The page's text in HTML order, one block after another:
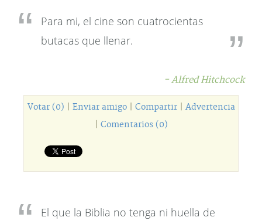
Para mi, el cine son cuatrocientas
butacas que llenar.
- Alfred Hitchcock
Votar (0) Enviar amigo| Compartir| Advertencia
Comentarios (0)
El que la Biblia no tenga ni huella de